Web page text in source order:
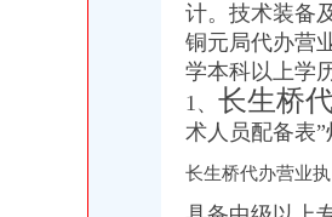
新鲜出炉了_搜狐财经_搜狐网
重庆江北代办营业执照【渝盾】快】
证和税务要多少钱多长时间_卫生_匿名_
计。技术装备
铜元局代办营
学本科以
1、 长生桥
术人员配备表”
长生桥代办营